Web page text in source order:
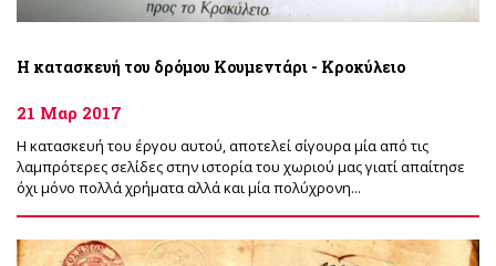
Η κατασκευή του δρόμου Κουμεντάρι - Κροκύλειο
21 Μαρ 2017
Η κατασκευή του έργου αυτού, αποτελεί σίγουρα μία από τις
λαμπρότερες σελίδες στην ιστορία του χωριού μας γιατί απαίτησε
όχι μόνο πολλά χρήματα αλλά και μία πολύχρονη...